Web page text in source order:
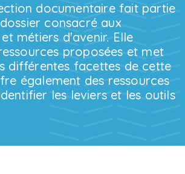
documentaire fait partie
consacré aux
métiers d'avenir. Elle
proposées et met
différentes facettes de cette
également des ressources
les leviers et les outils